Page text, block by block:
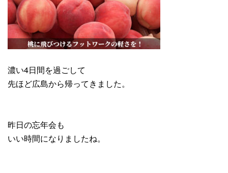
濃い4日間を過ごして
先ほど広島から帰ってきました。
昨日の忘年会も
いい時間になりましたね。